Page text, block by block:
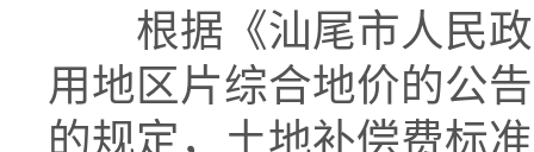
根据《汕尾市人民政
用地区片综合地价的公
的规定，土地补偿费标